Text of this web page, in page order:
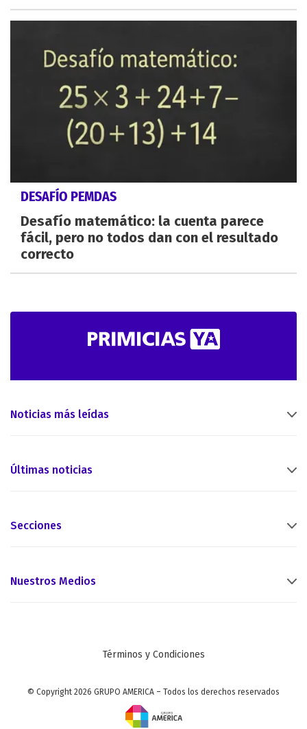
DESAFÍO PEMDAS
Desafío matemático: la cuenta parece
fácil, pero no todos dan con el resultado
correcto
Noticias más leídas
Últimas noticias
Secciones
Nuestros Medios
Términos y Condiciones
© Copyright 2026 GRUPO AMERICA – Todos los derechos reservados